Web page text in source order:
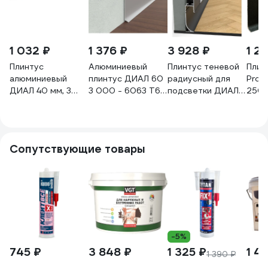
1 032 ₽
Плинтус
алюминиевый
ДИАЛ 40 мм, 3
1 376 ₽
Алюминиевый
плинтус ДИАЛ 60
3 000 - 6063 Т6
3 928 ₽
Плинтус теневой
радиусный для
подсветки ДИАЛ
1
Prof
Сопутствующие товары
745 ₽ 3 848 ₽
-5%
1 325 ₽1 390 ₽ 1